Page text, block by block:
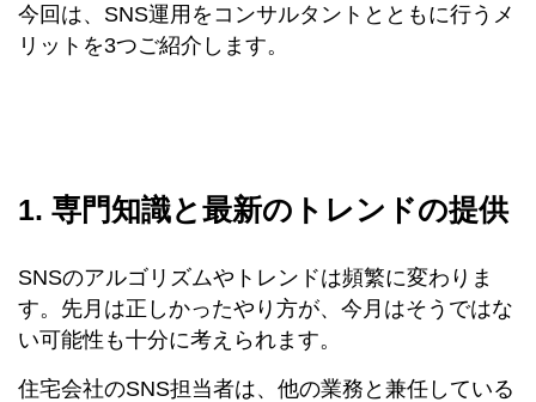
今回は、SNS運用をコンサルタントとともに行うメ
リットを3つご紹介します。
1. 専門知識と最新のトレンドの提供
SNSのアルゴリズムやトレンドは頻繁に変わりま
す。先月は正しかったやり方が、今月はそうではな
い可能性も十分に考えられます。
住宅会社のSNS担当者は、他の業務と兼任している